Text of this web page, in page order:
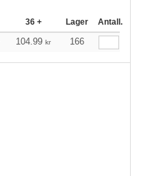
36 + Lager Antall.
104.99 kr 166